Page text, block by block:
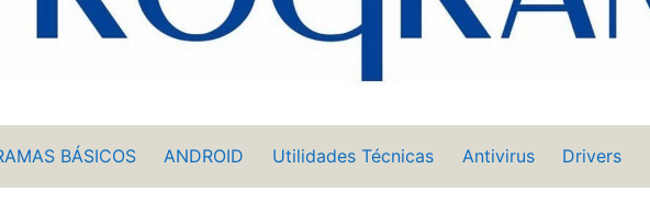
BÁSICOS ANDROID Utilidades Técnicas Antivirus Drivers